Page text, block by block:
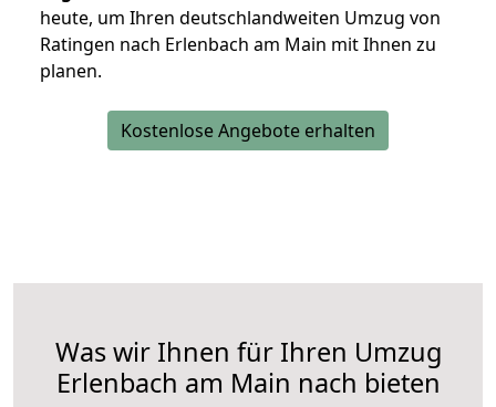
heute, um Ihren deutschlandweiten Umzug von
Ratingen nach Erlenbach am Main mit Ihnen zu
planen.
Kostenlose Angebote erhalten
Was wir Ihnen für Ihren Umzug
Erlenbach am Main nach bieten